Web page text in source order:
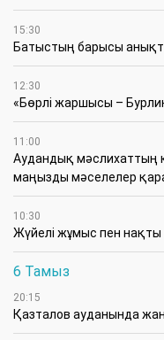
15:30
Батыстың барысы
12:30
«Бөрлі жаршысы –
11:00
Аудандық мәслихаттың
маңызды мәселелер
10:30
Жүйелі жұмыс пен нақты
6 Тамыз
20:15
Қазталов ауданында